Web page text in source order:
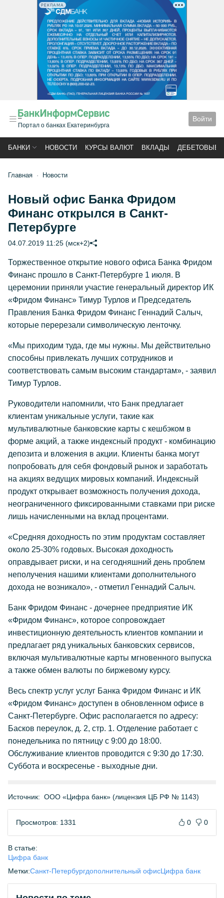
РЕКЛАМА
Портал о банках Екатеринбурга
Войти
БАНКИ НОВОСТИ КУРСЫ ВАЛЮТ ВКЛАДЫ ДЕБЕТОВЫЕ
Главная Новости
Новый офис Банка Фридом
Финанс открылся в Санкт-
Петербурге
04.07.2019 11:25 (мск+2)
Торжественное открытие нового офиса Банка Фридом
Финанс прошло в Санкт-Петербурге 1 июля. В
церемонии приняли участие генеральный директор ИК
«Фридом Финанс» Тимур Турлов и Председатель
Правления Банка Фридом Финанс Геннадий Салыч,
которые перерезали символическую ленточку.
«Мы приходим туда, где мы нужны. Мы действительно
способны привлекать лучших сотрудников и
соответствовать самым высоким стандартам», - заявил
Тимур Турлов.
Руководители напомнили, что Банк предлагает
клиентам уникальные услуги, такие как
мультивалютные банковские карты с кешбэком в
форме акций, а также индексный продукт - комбинацию
депозита и вложения в акции. Клиенты банка могут
попробовать для себя фондовый рынок и заработать
на акциях ведущих мировых компаний. Индексный
продукт открывает возможность получения дохода,
неограниченного фиксированными ставками при риске
лишь начисленными на вклад процентами.
«Средняя доходность по этим продуктам составляет
около 25-30% годовых. Высокая доходность
оправдывает риски, и на сегодняшний день проблем
неполучения нашими клиентами дополнительного
дохода не возникало», - отметил Геннадий Салыч.
Банк Фридом Финанс - дочернее предприятие ИК
«Фридом Финанс», которое сопровождает
инвестиционную деятельность клиентов компании и
предлагает ряд уникальных банковских сервисов,
включая мультивалютные карты мгновенного выпуска
а также обмен валюты по биржевому курсу.
Весь спектр услуг услуг Банка Фридом Финанс и ИК
«Фридом Финанс» доступен в обновленном офисе в
Санкт-Петербурге. Офис располагается по адресу:
Басков переулок, д. 2, стр. 1. Отделение работает с
понедельника по пятницу с 9:00 до 18:00.
Обслуживание клиентов проводится с 9:30 до 17:30.
Суббота и воскресенье - выходные дни.
Источник: ООО «Цифра банк» (лицензия ЦБ РФ № 1143)
Просмотров: 1331 0 0
В статье:
Цифра банк
Метки:Санкт-Петербургдополнительный офисЦифра банк